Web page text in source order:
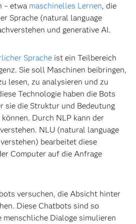
– etwa maschinelles Lernen, die
Sprache (natural language
und generative AI.
Spracheist ein Teilbereich
Sie soll Maschinen beibringen,
lesen, zu analysieren und zu
Technologie haben die Bots
sie die Struktur und Bedeutung
Durch NLP kann der
NLU (natural language
bearbeitet diese
Computer auf die Anfrage
versuchen, die Absicht hinter
Diese Chatbots sind so
menschliche Dialoge simulieren